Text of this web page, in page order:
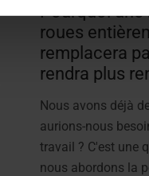
Pourquoi une
roues
remplacera
rendra plus
Nous avons déjà
aurions-nous
travail ? C'est une
nous abordons la